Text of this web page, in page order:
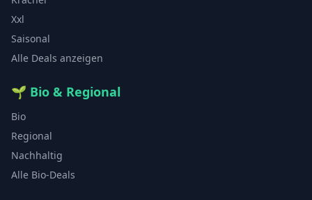
Xxl
Saisonal
Alle Deals anzeigen
🌱 Bio & Regional
Bio
Regional
Nachhaltig
Alle Bio-Deals